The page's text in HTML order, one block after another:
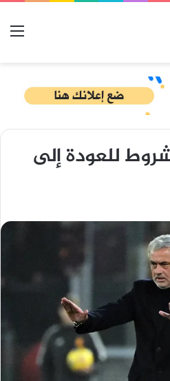
يضع 9 شروط للعودة إلى